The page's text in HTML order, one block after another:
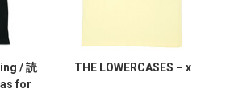
/ 読
for
THE LOWERCASES – x